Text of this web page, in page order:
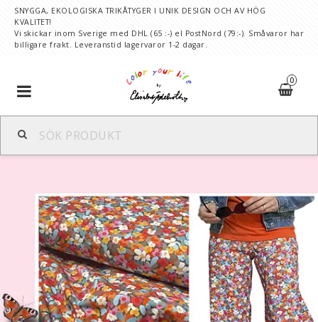
SNYGGA, EKOLOGISKA TRIKÅTYGER I UNIK DESIGN OCH AV HÖG
KVALITET!
Vi skickar inom Sverige med DHL (65 :-) el PostNord (79:-). Småvaror har
billigare frakt. Leveranstid lagervaror 1-2 dagar.
0
Toggle
navigation